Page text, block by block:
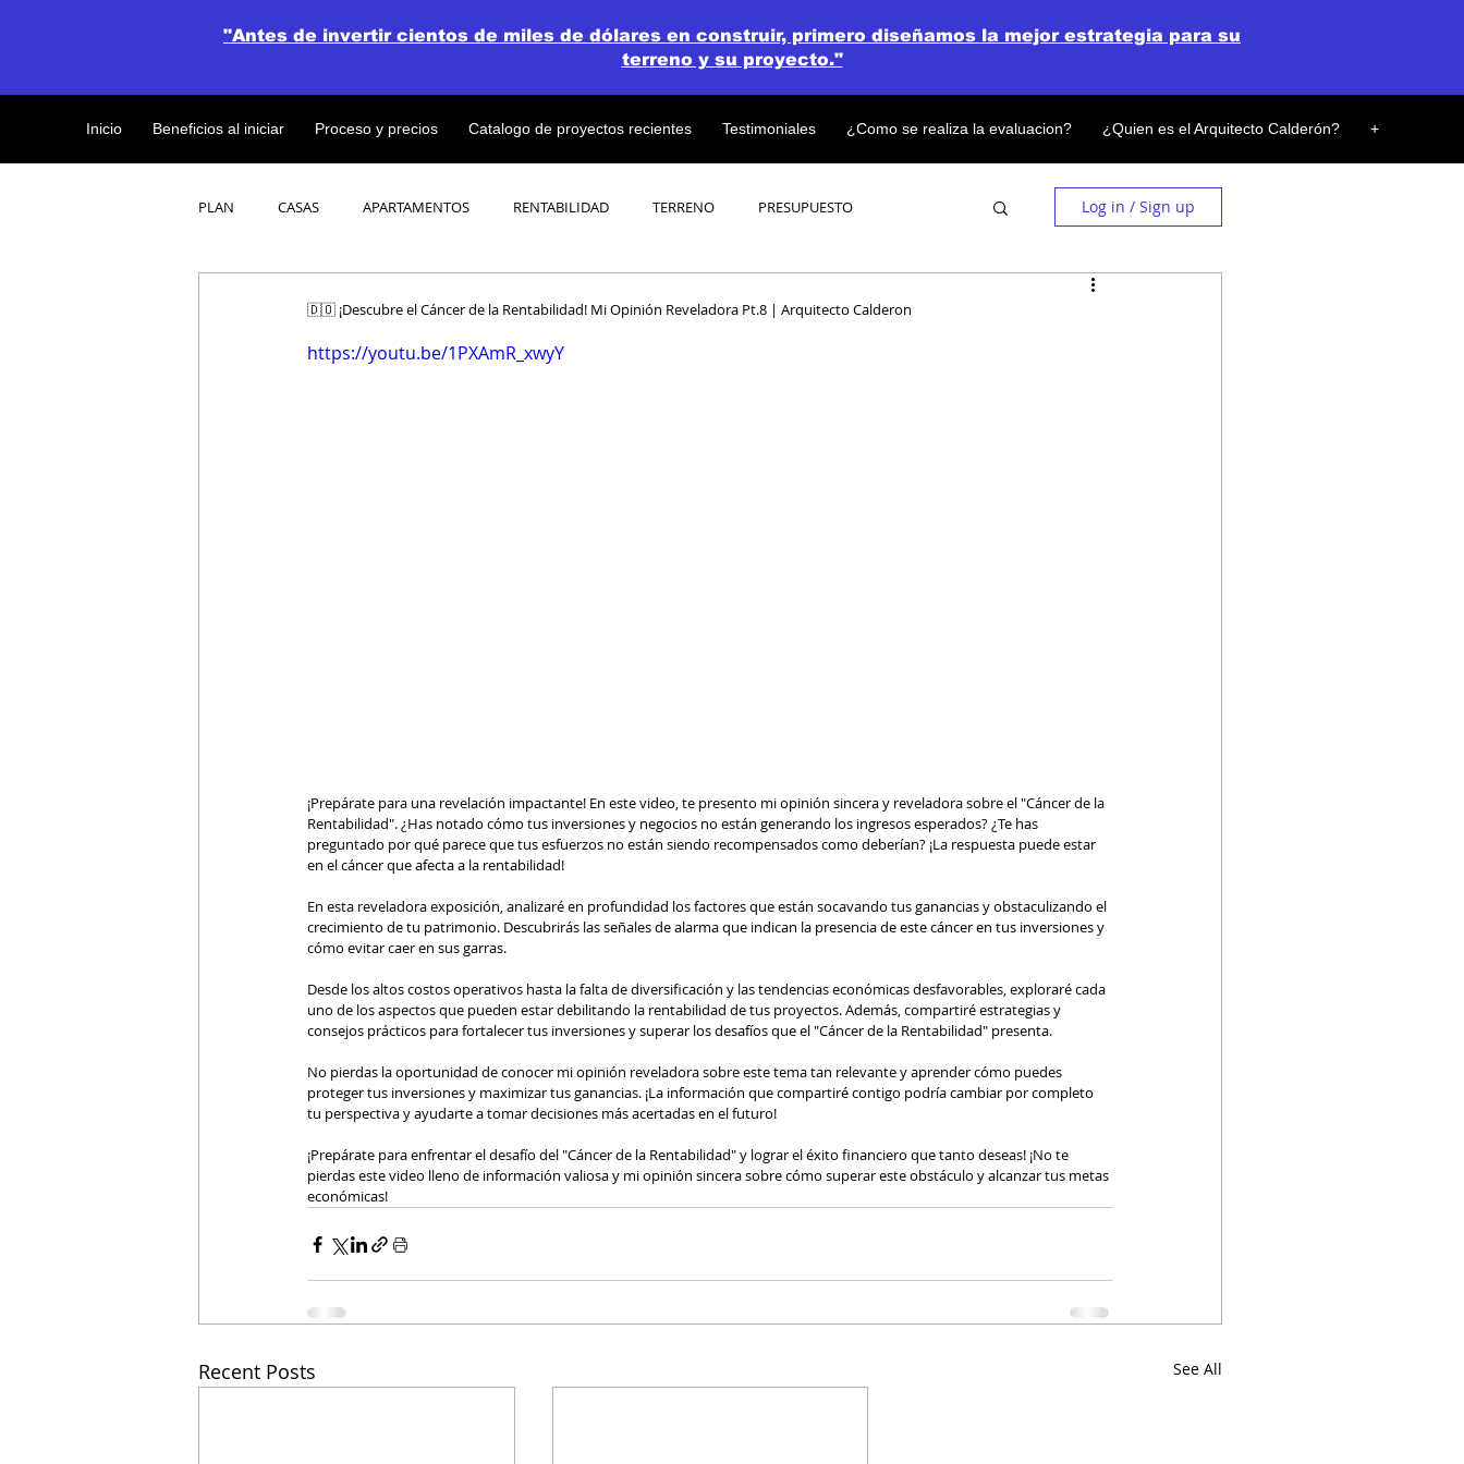
Inicio Beneficios al iniciar Proceso y precios Catalogo de proyectos recientes Testimoniales ¿Como se realiza la evaluacion? ¿Quien es el Arquitecto Calderón? +
"Antes de invertir cientos de miles de dólares en construir, primero diseñamos la mejor estrategia para su
terreno y su proyecto."
PLAN CASAS APARTAMENTOS RENTABILIDAD TERRENO PRESUPUESTO Log in / Sign up
🇩🇴 ¡Descubre el Cáncer de la Rentabilidad! Mi Opinión Reveladora Pt.8 | Arquitecto Calderon
https://youtu.be/1PXAmR_xwyY
¡Prepárate para una revelación impactante! En este video, te presento mi opinión sincera y reveladora sobre el "Cáncer de la
Rentabilidad". ¿Has notado cómo tus inversiones y negocios no están generando los ingresos esperados? ¿Te has
preguntado por qué parece que tus esfuerzos no están siendo recompensados como deberían? ¡La respuesta puede estar
en el cáncer que afecta a la rentabilidad!
En esta reveladora exposición, analizaré en profundidad los factores que están socavando tus ganancias y obstaculizando el
crecimiento de tu patrimonio. Descubrirás las señales de alarma que indican la presencia de este cáncer en tus inversiones y
cómo evitar caer en sus garras.
Desde los altos costos operativos hasta la falta de diversificación y las tendencias económicas desfavorables, exploraré cada
uno de los aspectos que pueden estar debilitando la rentabilidad de tus proyectos. Además, compartiré estrategias y
consejos prácticos para fortalecer tus inversiones y superar los desafíos que el "Cáncer de la Rentabilidad" presenta.
No pierdas la oportunidad de conocer mi opinión reveladora sobre este tema tan relevante y aprender cómo puedes
proteger tus inversiones y maximizar tus ganancias. ¡La información que compartiré contigo podría cambiar por completo
tu perspectiva y ayudarte a tomar decisiones más acertadas en el futuro!
¡Prepárate para enfrentar el desafío del "Cáncer de la Rentabilidad" y lograr el éxito financiero que tanto deseas! ¡No te
pierdas este video lleno de información valiosa y mi opinión sincera sobre cómo superar este obstáculo y alcanzar tus metas
económicas!
Recent Posts See All